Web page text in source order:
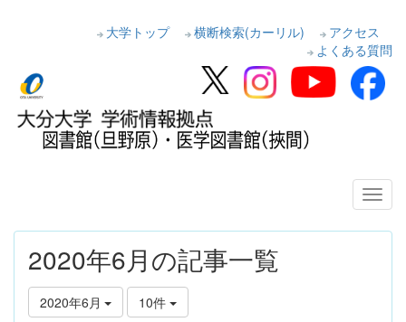
大学トップ 横断検索(カーリル)
アクセス
よくある質問
2020年6月の記事一覧
2020年6月 10件